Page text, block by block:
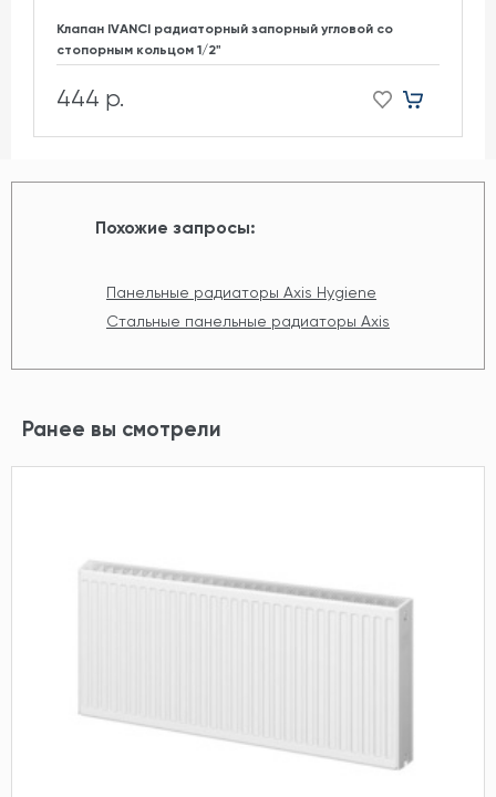
Клапан IVANCI радиаторный запорный угловой со
стопорным кольцом 1/2"
444 р.
Похожие запросы:
Панельные радиаторы Axis Hygiene
Стальные панельные радиаторы Axis
Ранее вы смотрели